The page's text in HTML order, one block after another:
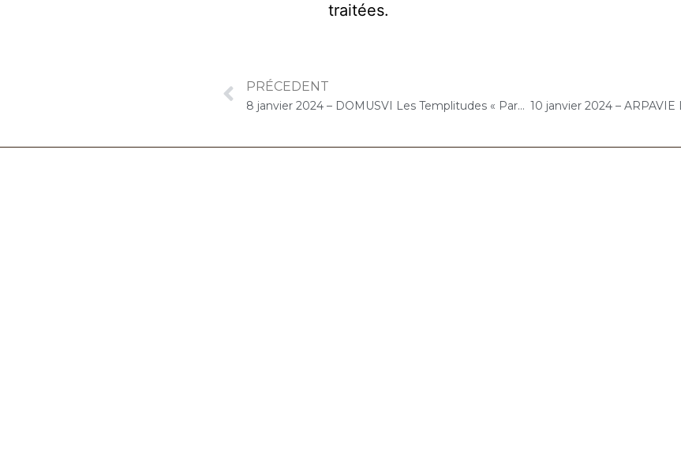
traitées.
PRÉCEDENT
8 janvier 2024 – DOMUSVI Les Templitudes « Parc Clause » (Brétigny-sur-Orge) : Atelier « Chantons Ensemble »